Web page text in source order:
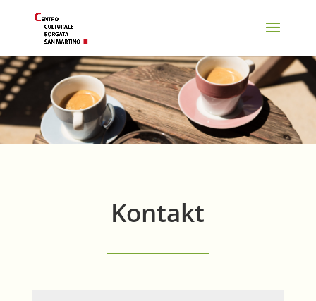
Kontakt